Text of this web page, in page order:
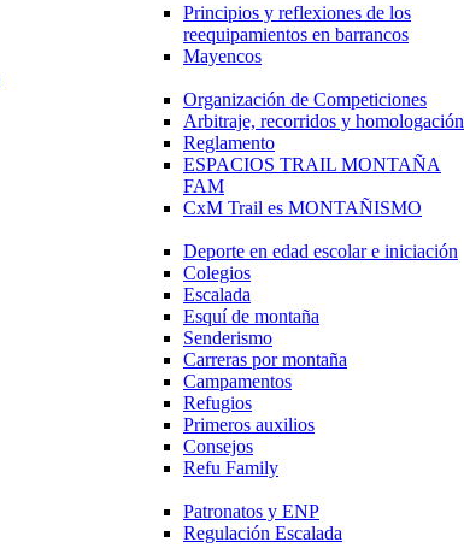
Principios y reflexiones de los
reequipamientos en barrancos
Mayencos
Organización de Competiciones
Arbitraje, recorridos y homologación
Reglamento
ESPACIOS TRAIL MONTAÑA
FAM
CxM Trail es MONTAÑISMO
Deporte en edad escolar e iniciación
Colegios
Escalada
Esquí de montaña
Senderismo
Carreras por montaña
Campamentos
Refugios
Primeros auxilios
Consejos
Refu Family
Patronatos y ENP
Regulación Escalada